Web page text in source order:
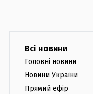
Всі новини
Головні новини
Новини України
Прямий ефір